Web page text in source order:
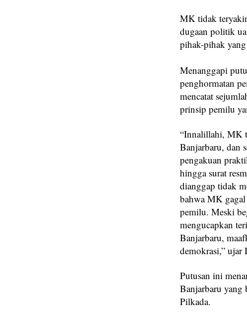
MK tidak
dugaan politik
pihak-pihak
Menanggapi
penghormatan
mencatat
prinsip pemilu
“Innalillahi, MK
Banjarbaru, dan
pengakuan
hingga surat
dianggap tidak
bahwa MK
pemilu. Meski
mengucapkan
Banjarbaru,
demokrasi,” ujar
Putusan ini
Banjarbaru yang
Pilkada.